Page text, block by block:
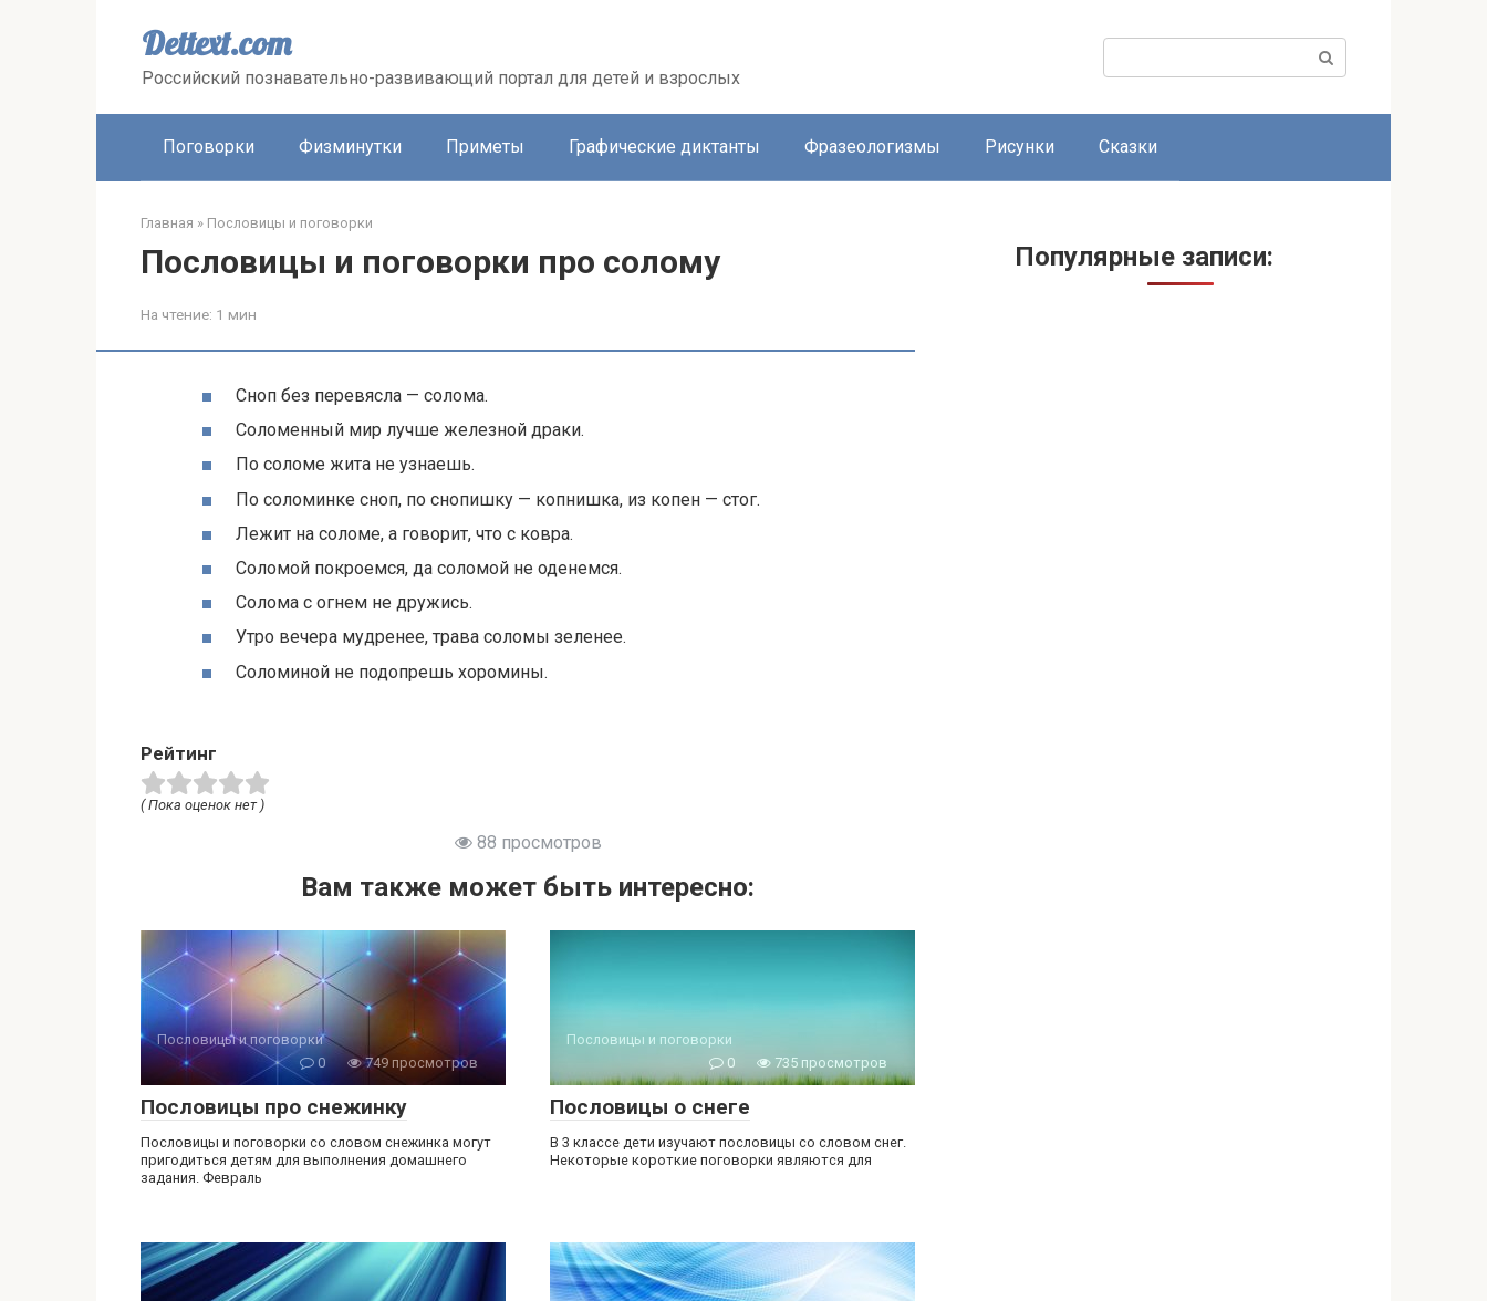
Dettext.com
Российский познавательно-развивающий портал для детей и взрослых
Поиск:
Поговорки Физминутки Приметы Графические диктанты Фразеологизмы Рисунки Сказки
Главная » Пословицы и поговорки
Пословицы и поговорки про солому
На чтение: 1 мин
Сноп без перевясла — солома.
Соломенный мир лучше железной драки.
По соломе жита не узнаешь.
По соломинке сноп, по снопишку — копнишка, из копен — стог.
Лежит на соломе, а говорит, что с ковра.
Соломой покроемся, да соломой не оденемся.
Солома с огнем не дружись.
Утро вечера мудренее, трава соломы зеленее.
Соломиной не подопрешь хоромины.
Рейтинг
( Пока оценок нет )
88 просмотров
Вам также может быть интересно:
Пословицы и поговорки
0
749 просмотров
Пословицы про снежинку
Пословицы и поговорки со словом снежинка могут
пригодиться детям для выполнения домашнего
задания. Февраль
Пословицы и поговорки
0
735 просмотров
Пословицы о снеге
В 3 классе дети изучают пословицы со словом снег.
Некоторые короткие поговорки являются для
Популярные записи: